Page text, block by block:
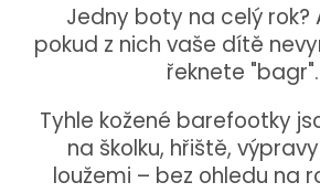
Jedny boty na celý rok?
pokud z nich vaše dítě
řeknete
Tyhle kožené barefootky
na školku, hřiště,
loužemi – bez ohledu na